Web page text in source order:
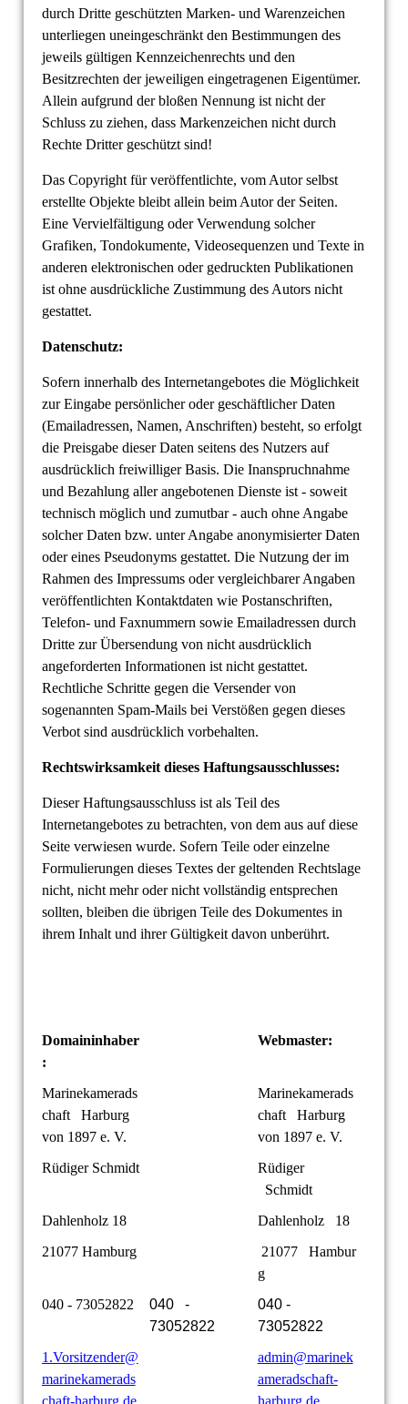
durch Dritte geschützten Marken- und Warenzeichen
unterliegen uneingeschränkt den Bestimmungen des
jeweils gültigen Kennzeichenrechts und den
Besitzrechten der jeweiligen eingetragenen Eigentümer.
Allein aufgrund der bloßen Nennung ist nicht der
Schluss zu ziehen, dass Markenzeichen nicht durch
Rechte Dritter geschützt sind!
Das Copyright für veröffentlichte, vom Autor selbst
erstellte Objekte bleibt allein beim Autor der Seiten.
Eine Vervielfältigung oder Verwendung solcher
Grafiken, Tondokumente, Videosequenzen und Texte in
anderen elektronischen oder gedruckten Publikationen
ist ohne ausdrückliche Zustimmung des Autors nicht
gestattet.
Datenschutz:
Sofern innerhalb des Internetangebotes die Möglichkeit
zur Eingabe persönlicher oder geschäftlicher Daten
(Emailadressen, Namen, Anschriften) besteht, so erfolgt
die Preisgabe dieser Daten seitens des Nutzers auf
ausdrücklich freiwilliger Basis. Die Inanspruchnahme
und Bezahlung aller angebotenen Dienste ist - soweit
technisch möglich und zumutbar - auch ohne Angabe
solcher Daten bzw. unter Angabe anonymisierter Daten
oder eines Pseudonyms gestattet. Die Nutzung der im
Rahmen des Impressums oder vergleichbarer Angaben
veröffentlichten Kontaktdaten wie Postanschriften,
Telefon- und Faxnummern sowie Emailadressen durch
Dritte zur Übersendung von nicht ausdrücklich
angeforderten Informationen ist nicht gestattet.
Rechtliche Schritte gegen die Versender von
sogenannten Spam-Mails bei Verstößen gegen dieses
Verbot sind ausdrücklich vorbehalten.
Rechtswirksamkeit dieses Haftungsausschlusses:
Dieser Haftungsausschluss ist als Teil des
Internetangebotes zu betrachten, von dem aus auf diese
Seite verwiesen wurde. Sofern Teile oder einzelne
Formulierungen dieses Textes der geltenden Rechtslage
nicht, nicht mehr oder nicht vollständig entsprechen
sollten, bleiben die übrigen Teile des Dokumentes in
ihrem Inhalt und ihrer Gültigkeit davon unberührt.
Domaininhaber
:
Webmaster:
Marinekamerads
chaft Harburg
von 1897 e. V.
Marinekamerads
chaft Harburg
von 1897 e. V.
Rüdiger Schmidt
Rüdiger
Schmidt
Dahlenholz 18
Dahlenholz 18
21077 Hamburg
21077 Hambur
g
040 - 73052822
040 -
73052822
040 -
73052822
1.Vorsitzender@
marinekamerads
chaft-harburg.de
admin@marinek
ameradschaft-
harburg.de